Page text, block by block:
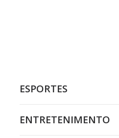
ESPORTES
ENTRETENIMENTO